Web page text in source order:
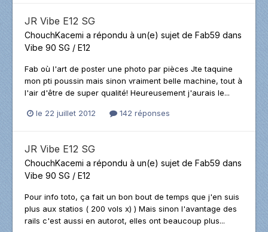
JR Vibe E12 SG
ChouchKacemi a répondu à un(e) sujet de Fab59 dans
Vibe 90 SG / E12
Fab où l'art de poster une photo par pièces Jte taquine
mon pti poussin mais sinon vraiment belle machine, tout à
l'air d'être de super qualité! Heureusement j'aurais le...
le 22 juillet 2012 142 réponses
JR Vibe E12 SG
ChouchKacemi a répondu à un(e) sujet de Fab59 dans
Vibe 90 SG / E12
Pour info toto, ça fait un bon bout de temps que j'en suis
plus aux statios ( 200 vols x) ) Mais sinon l'avantage des
rails c'est aussi en autorot, elles ont beaucoup plus...